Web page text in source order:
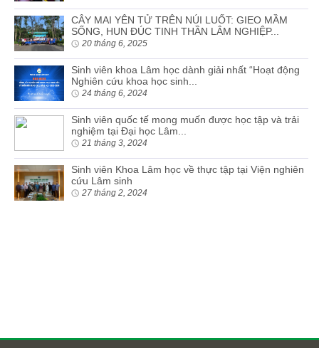
CÂY MAI YÊN TỬ TRÊN NÚI LUỐT: GIEO MẦM
SỐNG, HUN ĐÚC TINH THẦN LÂM NGHIỆP...
20 tháng 6, 2025
Sinh viên khoa Lâm học dành giải nhất “Hoạt động
Nghiên cứu khoa học sinh...
24 tháng 6, 2024
Sinh viên quốc tế mong muốn được học tập và trải
nghiệm tại Đại học Lâm...
21 tháng 3, 2024
Sinh viên Khoa Lâm học về thực tập tại Viện nghiên
cứu Lâm sinh
27 tháng 2, 2024